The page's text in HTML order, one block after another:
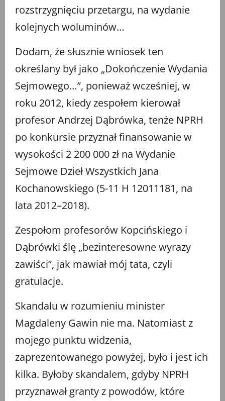
rozstrzygnięciu przetargu, na wydanie
kolejnych woluminów…
Dodam, że słusznie wniosek ten
określany był jako „Dokończenie Wydania
Sejmowego…”, ponieważ wcześniej, w
roku 2012, kiedy zespołem kierował
profesor Andrzej Dąbrówka, tenże NPRH
po konkursie przyznał finansowanie w
wysokości 2 200 000 zł na Wydanie
Sejmowe Dzieł Wszystkich Jana
Kochanowskiego (5-11 H 12011181, na
lata 2012–2018).
Zespołom profesorów Kopcińskiego i
Dąbrówki ślę „bezinteresowne wyrazy
zawiści”, jak mawiał mój tata, czyli
gratulacje.
Skandalu w rozumieniu minister
Magdaleny Gawin nie ma. Natomiast z
mojego punktu widzenia,
zaprezentowanego powyżej, było i jest ich
kilka. Byłoby skandalem, gdyby NPRH
przyznawał granty z powodów, które